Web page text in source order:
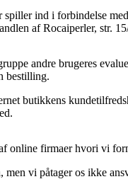
ind i forbindelse
af Rocaiperler,
andre brugeres
bestilling.
butikkens
online firmaer hvori vi
vi påtager os ikke